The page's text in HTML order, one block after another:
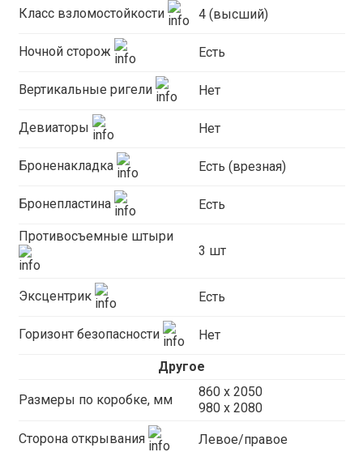
Класс взломостойкости 4 (высший)
Ночной сторож Есть
Вертикальные ригели Нет
Девиаторы Нет
Броненакладка Есть (врезная)
Бронепластина Есть
Противосъемные штыри
3 шт
Эксцентрик Есть
Горизонт безопасности Нет
Другое
Размеры по коробке, мм
860 х 2050
980 x 2080
Сторона открывания Левое/правое